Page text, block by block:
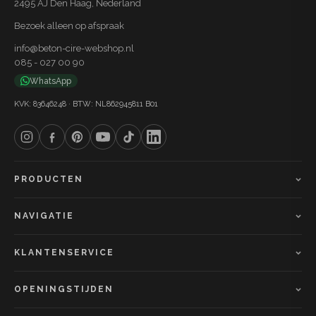
de kleur Agave. Zo werk je met de voordelen van
lavasteen en epoxy zonder de kunstmatige uitstraling
van een gietvloer. Het eindresultaat? Een stijlvolle
betonlook afwerking met een frisse, natuurlijke tint die
jarenlang meegaat.
2495 AJ Den Haag, Nederland
Bezoek alleen op afspraak
info@beton-cire-webshop.nl
085 - 027 00 90
WhatsApp
KVK: 83646248 · BTW: NL862945811 B01
PRODUCTEN
NAVIGATIE
KLANTENSERVICE
OPENINGSTIJDEN